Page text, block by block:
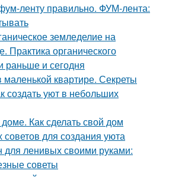
ленту правильно. ФУМ-лента:
земледелие на
Практика органического
раньше и сегодня
маленькой квартире. Секреты
создать уют в небольших
Как сделать свой дом
для создания уюта
для ленивых своими руками:
советы